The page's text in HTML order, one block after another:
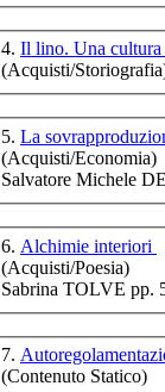
4. Il lino. Una
(Acquisti/
5. La
(Acquisti/Economia)
Salvatore Michele
6. Alchimie interiori
(Acquisti/Poesia)
Sabrina TOLVE pp.
7.
(Contenuto Statico)